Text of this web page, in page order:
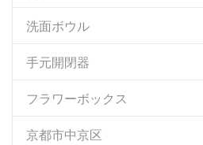
洗面ボウル
手元開閉器
フラワーボックス
京都市中京区